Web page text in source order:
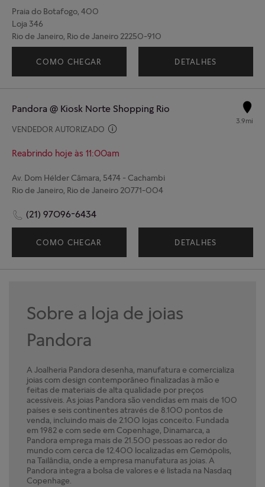
Praia do Botafogo, 400
Loja 346
Rio de Janeiro, Rio de Janeiro 22250-910
(21) 99245-4162
COMO CHEGAR DETALHES
Pandora @ Kiosk Norte Shopping Rio
VENDEDOR AUTORIZADO
Reabrindo hoje às 11:00am
3.9mi
Av. Dom Hélder Câmara, 5474 - Cachambi
Rio de Janeiro, Rio de Janeiro 20771-004
(21) 97096-6434
COMO CHEGAR DETALHES
Sobre a loja de joias
Pandora
A Joalheria Pandora desenha, manufatura e comercializa
joias com design contemporâneo finalizadas à mão e
feitas de materiais de alta qualidade por preços
acessíveis. As joias Pandora são vendidas em mais de 100
países e seis continentes através de 8.100 pontos de
venda, incluindo mais de 2.100 lojas conceito. Fundada
em 1982 e com sede em Copenhage, Dinamarca, a
Pandora emprega mais de 21.500 pessoas ao redor do
mundo com cerca de 12.400 localizadas em Gemópolis,
na Tailândia, onde a empresa manufatura as joias. A
Pandora integra a bolsa de valores e é listada na Nasdaq
Copenhage.